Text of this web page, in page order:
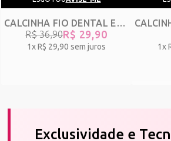
CALCINHA FIO DENTAL EM TULE COM REGULAGEM - WIX - ROXO - REF 3064
R$ 36,90R$ 29,90
1xR$ 29,90 sem juros 1x
Exclusividade e